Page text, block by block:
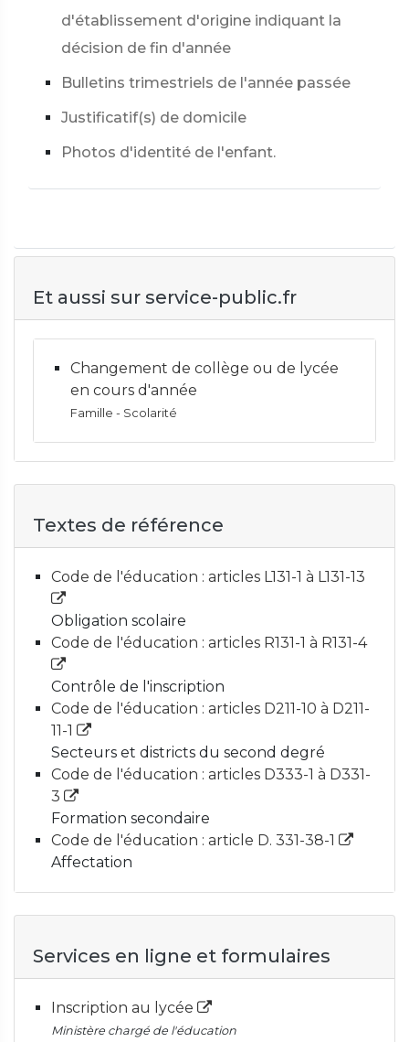
d'établissement d'origine indiquant la
décision de fin d'année
Bulletins trimestriels de l'année passée
Justificatif(s) de domicile
Photos d'identité de l'enfant.
Et aussi sur service-public.fr
Changement de collège ou de lycée
en cours d'année
Famille - Scolarité
Textes de référence
Code de l'éducation : articles L131-1 à L131-13
Obligation scolaire
Code de l'éducation : articles R131-1 à R131-4
Contrôle de l'inscription
Code de l'éducation : articles D211-10 à D211-
11-1
Secteurs et districts du second degré
Code de l'éducation : articles D333-1 à D331-
3
Formation secondaire
Code de l'éducation : article D. 331-38-1
Affectation
Services en ligne et formulaires
Inscription au lycée
Ministère chargé de l'éducation